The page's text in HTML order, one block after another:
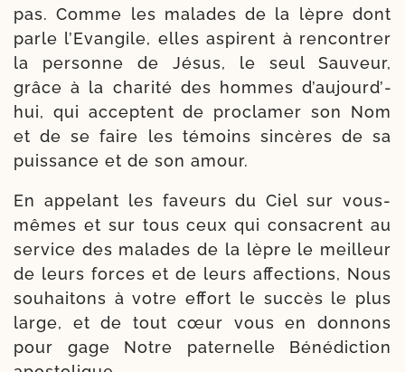
pas. Comme les malades de la lèpre dont
parle l’Evan­gile, elles aspirent à ren­con­trer
la per­sonne de Jésus, le seul Sauveur,
grâce à la cha­ri­té des hommes d’au­jourd’­
hui, qui ac­ceptent de pro­cla­mer son Nom
et de se faire les témoins sin­cères de sa
puis­sance et de son amour.
En appe­lant les faveurs du Ciel sur vous-​
mêmes et sur tous ceux qui consacrent au
ser­vice des malades de la lèpre le meil­leur
de leurs forces et de leurs affec­tions, Nous
sou­hai­tons à votre effort le suc­cès le plus
large, et de tout cœur vous en don­nons
pour gage Notre pater­nelle Bénédiction